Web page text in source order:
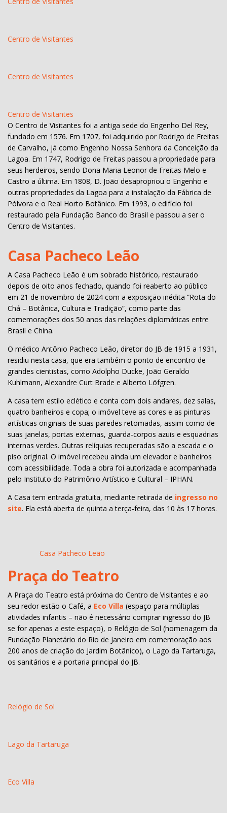
Centro de Visitantes
Centro de Visitantes
Centro de Visitantes
O Centro de Visitantes foi a antiga sede do Engenho Del Rey,
fundado em 1576. Em 1707, foi adquirido por Rodrigo de Freitas
de Carvalho, já como Engenho Nossa Senhora da Conceição da
Lagoa. Em 1747, Rodrigo de Freitas passou a propriedade para
seus herdeiros, sendo Dona Maria Leonor de Freitas Melo e
Castro a última. Em 1808, D. João desapropriou o Engenho e
outras propriedades da Lagoa para a instalação da Fábrica de
Pólvora e o Real Horto Botânico. Em 1993, o edifício foi
restaurado pela Fundação Banco do Brasil e passou a ser o
Centro de Visitantes.
Casa Pacheco Leão
A Casa Pacheco Leão é um sobrado histórico, restaurado
depois de oito anos fechado, quando foi reaberto ao público
em 21 de novembro de 2024 com a exposição inédita “Rota do
Chá – Botânica, Cultura e Tradição”, como parte das
comemorações dos 50 anos das relações diplomáticas entre
Brasil e China.
O médico Antônio Pacheco Leão, diretor do JB de 1915 a 1931,
residiu nesta casa, que era também o ponto de encontro de
grandes cientistas, como Adolpho Ducke, João Geraldo
Kuhlmann, Alexandre Curt Brade e Alberto Löfgren.
A casa tem estilo eclético e conta com dois andares, dez salas,
quatro banheiros e copa; o imóvel teve as cores e as pinturas
artísticas originais de suas paredes retomadas, assim como de
suas janelas, portas externas, guarda-corpos azuis e esquadrias
internas verdes. Outras relíquias recuperadas são a escada e o
piso original. O imóvel recebeu ainda um elevador e banheiros
com acessibilidade. Toda a obra foi autorizada e acompanhada
pelo Instituto do Patrimônio Artístico e Cultural – IPHAN.
A Casa tem entrada gratuita, mediante retirada de ingresso no
site. Ela está aberta de quinta a terça-feira, das 10 às 17 horas.
Casa Pacheco Leão
Praça do Teatro
A Praça do Teatro está próxima do Centro de Visitantes e ao
seu redor estão o Café, a Eco Villa (espaço para múltiplas
atividades infantis – não é necessário comprar ingresso do JB
se for apenas a este espaço), o Relógio de Sol (homenagem da
Fundação Planetário do Rio de Janeiro em comemoração aos
200 anos de criação do Jardim Botânico), o Lago da Tartaruga,
os sanitários e a portaria principal do JB.
Relógio de Sol
Lago da Tartaruga
Eco Villa